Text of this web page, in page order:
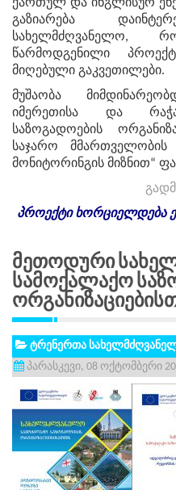
ქართულ და ინგლისურ
გაზიარება
სახელმძღვანელო,
წარმოდგენილი
მიღებული გაკვეთილები.
მუშაობა
იმერეთისა და
საზოგადოების
საჯარო
მონიტორინგის მიზნით“
პროექტი ხორციელდება
Მეთოდური
Სამოქალაქო
ტრენერთა
პარასკევი, 08 ოქტომბერი